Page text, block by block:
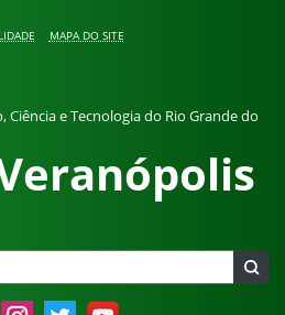
MAPA DO SITE
e Tecnologia do Rio Grande do
InstagramTwitter YouTube